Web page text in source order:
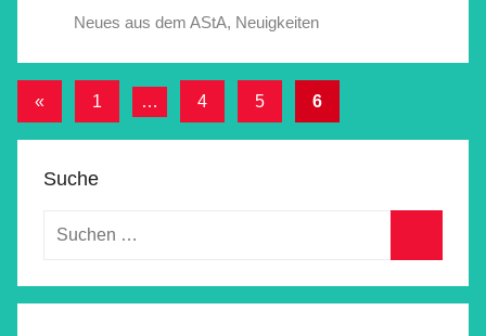
Neues aus dem AStA, Neuigkeiten
Beitragsnavigation
« Vorherige
1 … 4 5 6
Suche